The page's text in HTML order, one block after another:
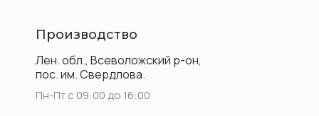
Производство
Пн-Пт с 09:00 до 16:00
Лен. обл., Всеволожский р-он,
пос. им. Свердлова.